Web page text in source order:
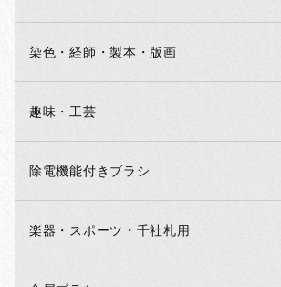
染色・経師・製本・版画
趣味・工芸
除電機能付きブラシ
楽器・スポーツ・千社札用